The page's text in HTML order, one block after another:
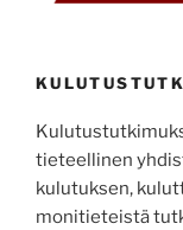
tieteellinen
kulutuksen,
monitieteistä